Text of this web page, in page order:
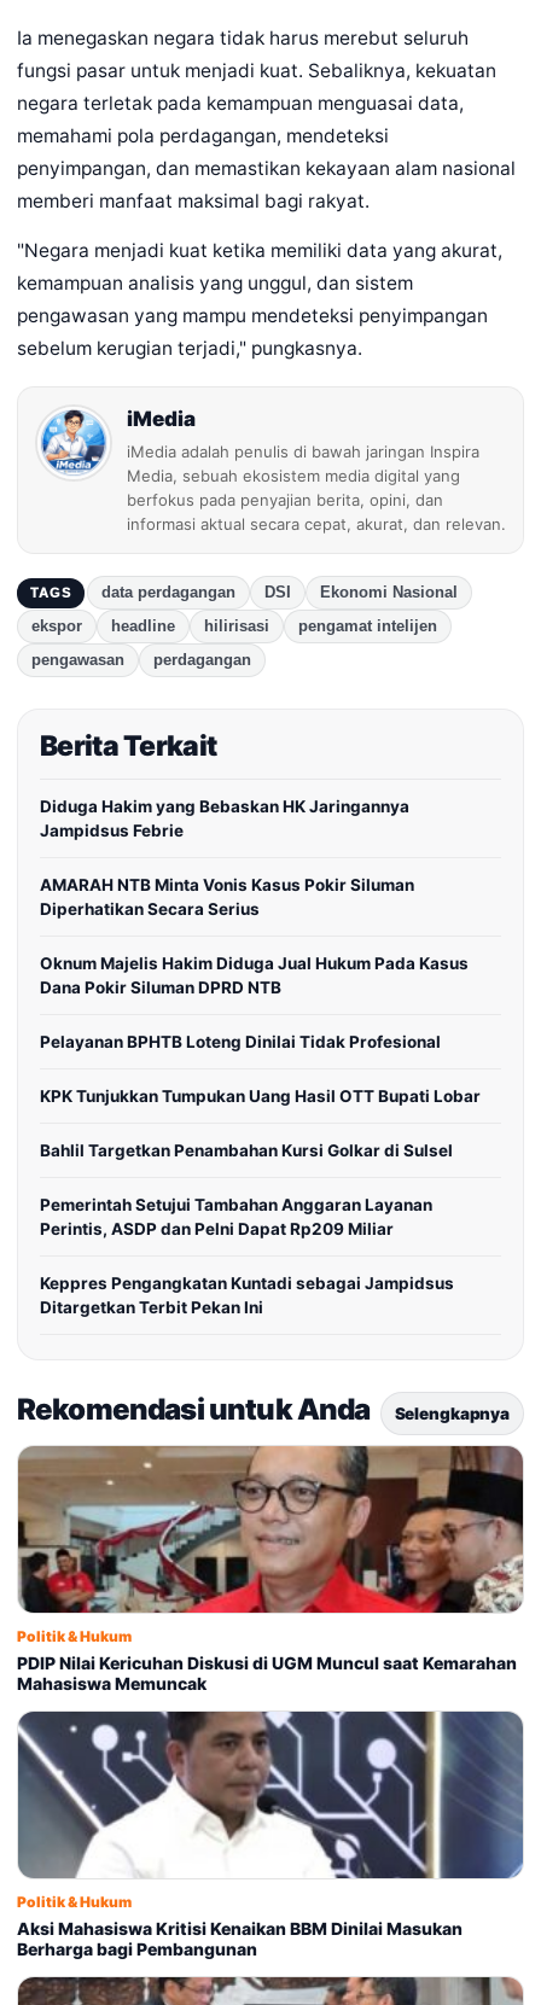
Ia menegaskan negara tidak harus merebut seluruh
fungsi pasar untuk menjadi kuat. Sebaliknya, kekuatan
negara terletak pada kemampuan menguasai data,
memahami pola perdagangan, mendeteksi
penyimpangan, dan memastikan kekayaan alam nasional
memberi manfaat maksimal bagi rakyat.
"Negara menjadi kuat ketika memiliki data yang akurat,
kemampuan analisis yang unggul, dan sistem
pengawasan yang mampu mendeteksi penyimpangan
sebelum kerugian terjadi," pungkasnya.
iMedia
iMedia adalah penulis di bawah jaringan Inspira
Media, sebuah ekosistem media digital yang
berfokus pada penyajian berita, opini, dan
informasi aktual secara cepat, akurat, dan relevan.
TAGS data perdagangan DSI
Ekonomi Nasional
ekspor
headline hilirisasi
pengamat intelijen
pengawasan
perdagangan
Berita Terkait
Diduga Hakim yang Bebaskan HK Jaringannya
Jampidsus Febrie
AMARAH NTB Minta Vonis Kasus Pokir Siluman
Diperhatikan Secara Serius
Oknum Majelis Hakim Diduga Jual Hukum Pada Kasus
Dana Pokir Siluman DPRD NTB
Pelayanan BPHTB Loteng Dinilai Tidak Profesional
KPK Tunjukkan Tumpukan Uang Hasil OTT Bupati Lobar
Bahlil Targetkan Penambahan Kursi Golkar di Sulsel
Pemerintah Setujui Tambahan Anggaran Layanan
Perintis, ASDP dan Pelni Dapat Rp209 Miliar
Keppres Pengangkatan Kuntadi sebagai Jampidsus
Ditargetkan Terbit Pekan Ini
Rekomendasi untuk Anda Selengkapnya
Politik & Hukum
PDIP Nilai Kericuhan Diskusi di UGM Muncul saat Kemarahan
Mahasiswa Memuncak
Politik & Hukum
Aksi Mahasiswa Kritisi Kenaikan BBM Dinilai Masukan
Berharga bagi Pembangunan